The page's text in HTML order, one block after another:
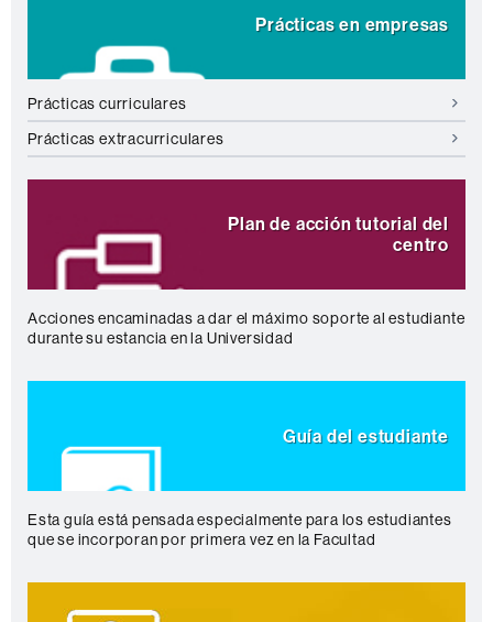
Prácticas en empresas
Prácticas curriculares
Prácticas extracurriculares
Plan de acción tutorial del
centro
Acciones encaminadas a dar el máximo soporte al estudiante
durante su estancia en la Universidad
Guía del estudiante
Esta guía está pensada especialmente para los estudiantes
que se incorporan por primera vez en la Facultad